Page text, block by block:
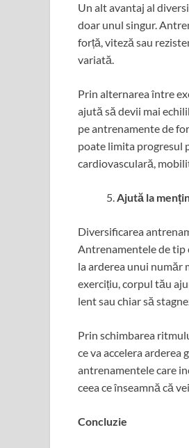
Un alt avantaj al
doar unul singur.
forță, viteză sau
variată.
Prin alternarea între
ajută să devii mai
pe antrenamente de
poate limita progresul
cardiovasculară,
Ajută la
Diversificarea
Antrenamentele de tip
la arderea unui număr
exercițiu, corpul tău
lent sau chiar să
Prin schimbarea
ce va accelera
antrenamentele care
ceea ce înseamnă că
Concluzie